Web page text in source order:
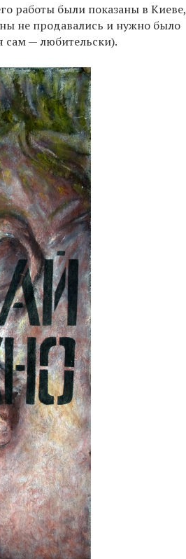
работы были показаны в Киеве,
не продавались и нужно было
сам — любительски).